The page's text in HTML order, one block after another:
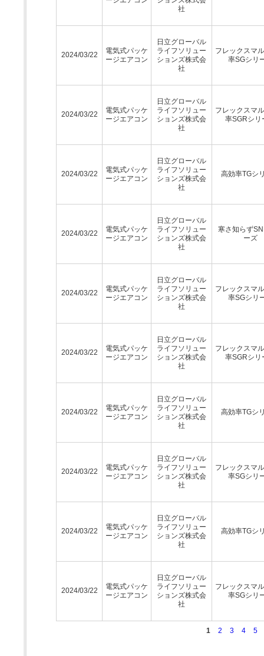
社
2024/03/22
電気式パッケ
ージエアコン
日立グローバル
ライフソリュー
ションズ株式会
社
フレックスマ
率SGシリ
2024/03/22
電気式パッケ
ージエアコン
日立グローバル
ライフソリュー
ションズ株式会
社
フレックスマ
率SGRシリ
2024/03/22
電気式パッケ
ージエアコン
日立グローバル
ライフソリュー
ションズ株式会
社
高効率TGシ
2024/03/22
電気式パッケ
ージエアコン
日立グローバル
ライフソリュー
ションズ株式会
社
寒さ知らず
ーズ
2024/03/22
電気式パッケ
ージエアコン
日立グローバル
ライフソリュー
ションズ株式会
社
フレックスマ
率SGシリ
2024/03/22
電気式パッケ
ージエアコン
日立グローバル
ライフソリュー
ションズ株式会
社
フレックスマ
率SGRシリ
2024/03/22
電気式パッケ
ージエアコン
日立グローバル
ライフソリュー
ションズ株式会
社
高効率TGシ
2024/03/22
電気式パッケ
ージエアコン
日立グローバル
ライフソリュー
ションズ株式会
社
フレックスマ
率SGシリ
2024/03/22
電気式パッケ
ージエアコン
日立グローバル
ライフソリュー
ションズ株式会
社
高効率TGシ
2024/03/22
電気式パッケ
ージエアコン
日立グローバル
ライフソリュー
ションズ株式会
社
フレックスマ
率SGシリ
1 2 3 4 5